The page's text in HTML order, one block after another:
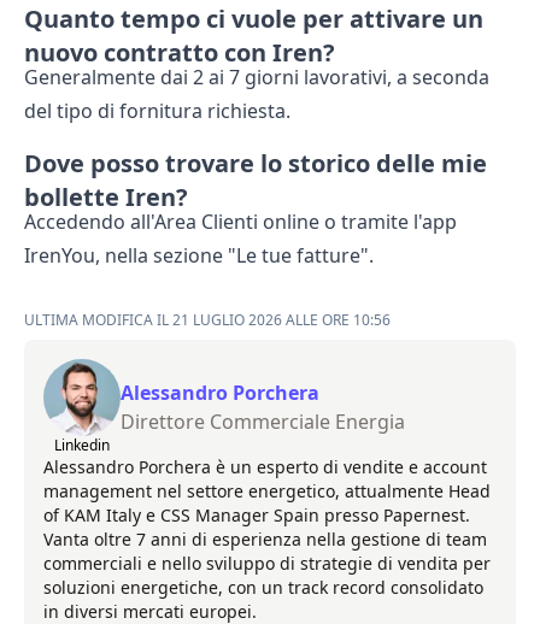
Quanto tempo ci vuole per attivare un
nuovo contratto con Iren?
Generalmente dai 2 ai 7 giorni lavorativi, a seconda
del tipo di fornitura richiesta.
Dove posso trovare lo storico delle mie
bollette Iren?
Accedendo all'Area Clienti online o tramite l'app
IrenYou, nella sezione "Le tue fatture".
ULTIMA MODIFICA IL 21 LUGLIO 2026 ALLE ORE 10:56
Linkedin
Alessandro Porchera
Direttore Commerciale Energia
Alessandro Porchera è un esperto di vendite e account
management nel settore energetico, attualmente Head
of KAM Italy e CSS Manager Spain presso Papernest.
Vanta oltre 7 anni di esperienza nella gestione di team
commerciali e nello sviluppo di strategie di vendita per
soluzioni energetiche, con un track record consolidato
in diversi mercati europei.